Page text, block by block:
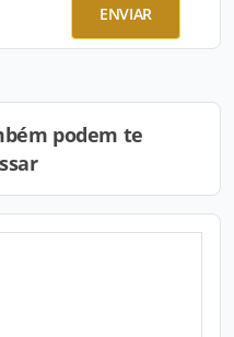
ENVIAR
podem te